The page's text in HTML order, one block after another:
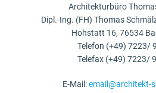
Architekturbüro
Dipl.-Ing. (FH) Thomas
Hohstatt 16, 76534
Telefon (+49) 7223/
Telefax (+49) 7223/
E-Mail:email@architekt-